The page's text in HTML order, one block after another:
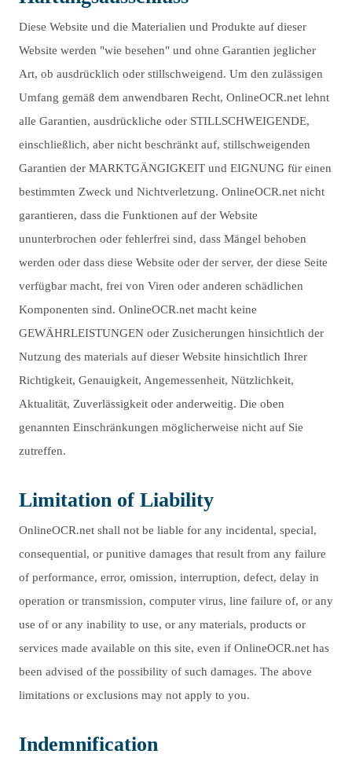
Diese Website und die Materialien und Produkte auf dieser
Website werden "wie besehen" und ohne Garantien jeglicher
Art, ob ausdrücklich oder stillschweigend. Um den zulässigen
Umfang gemäß dem anwendbaren Recht, OnlineOCR.net lehnt
alle Garantien, ausdrückliche oder STILLSCHWEIGENDE,
einschließlich, aber nicht beschränkt auf, stillschweigenden
Garantien der MARKTGÄNGIGKEIT und EIGNUNG für einen
bestimmten Zweck und Nichtverletzung. OnlineOCR.net nicht
garantieren, dass die Funktionen auf der Website
ununterbrochen oder fehlerfrei sind, dass Mängel behoben
werden oder dass diese Website oder der server, der diese Seite
verfügbar macht, frei von Viren oder anderen schädlichen
Komponenten sind. OnlineOCR.net macht keine
GEWÄHRLEISTUNGEN oder Zusicherungen hinsichtlich der
Nutzung des materials auf dieser Website hinsichtlich Ihrer
Richtigkeit, Genauigkeit, Angemessenheit, Nützlichkeit,
Aktualität, Zuverlässigkeit oder anderweitig. Die oben
genannten Einschränkungen möglicherweise nicht auf Sie
zutreffen.
Limitation of Liability
OnlineOCR.net shall not be liable for any incidental, special,
consequential, or punitive damages that result from any failure
of performance, error, omission, interruption, defect, delay in
operation or transmission, computer virus, line failure of, or any
use of or any inability to use, or any materials, products or
services made available on this site, even if OnlineOCR.net has
been advised of the possibility of such damages. The above
limitations or exclusions may not apply to you.
Indemnification